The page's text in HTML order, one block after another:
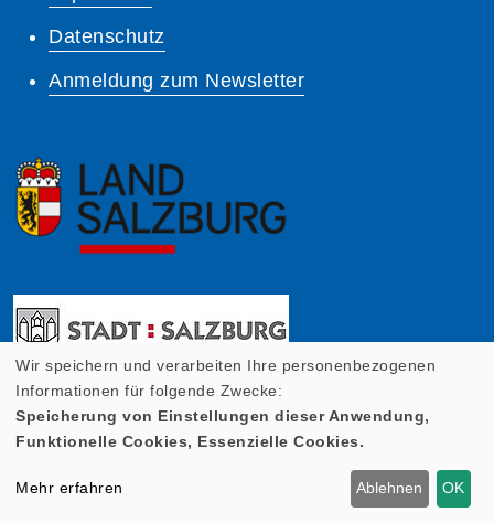
Datenschutz
Anmeldung zum Newsletter
Wir speichern und verarbeiten Ihre personenbezogenen
Informationen für folgende Zwecke:
Speicherung von Einstellungen dieser Anwendung,
Funktionelle Cookies, Essenzielle Cookies.
Mehr erfahren Ablehnen OK